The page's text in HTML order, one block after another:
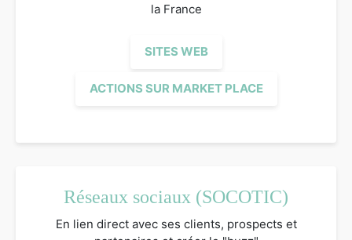
la France
SITES WEB
ACTIONS SUR MARKET PLACE
Réseaux sociaux (SOCOTIC)
En lien direct avec ses clients, prospects et